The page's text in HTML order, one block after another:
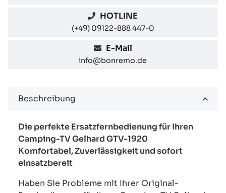
HOTLINE
(+49) 09122-888 447-0
E-Mail
info@bonremo.de
Beschreibung
Die perfekte Ersatzfernbedienung für Ihren
Camping-TV Gelhard GTV-1920
Komfortabel, Zuverlässigkeit und sofort
einsatzbereit
Haben Sie Probleme mit Ihrer Original-